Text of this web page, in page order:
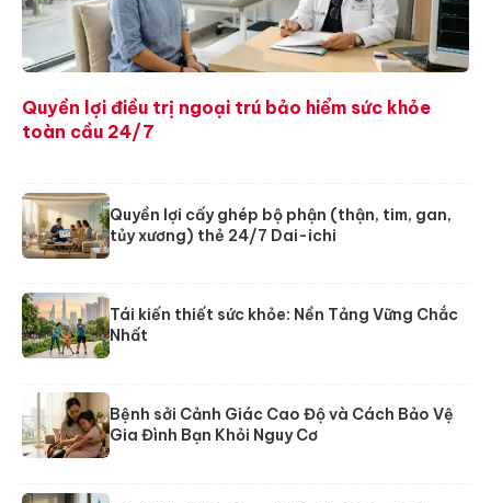
Quyền lợi điều trị ngoại trú bảo hiểm sức khỏe
toàn cầu 24/7
Quyền lợi cấy ghép bộ phận (thận, tim, gan,
tủy xương) thẻ 24/7 Dai-ichi
Tái kiến thiết sức khỏe: Nền Tảng Vững Chắc
Nhất
Bệnh sởi Cảnh Giác Cao Độ và Cách Bảo Vệ
Gia Đình Bạn Khỏi Nguy Cơ